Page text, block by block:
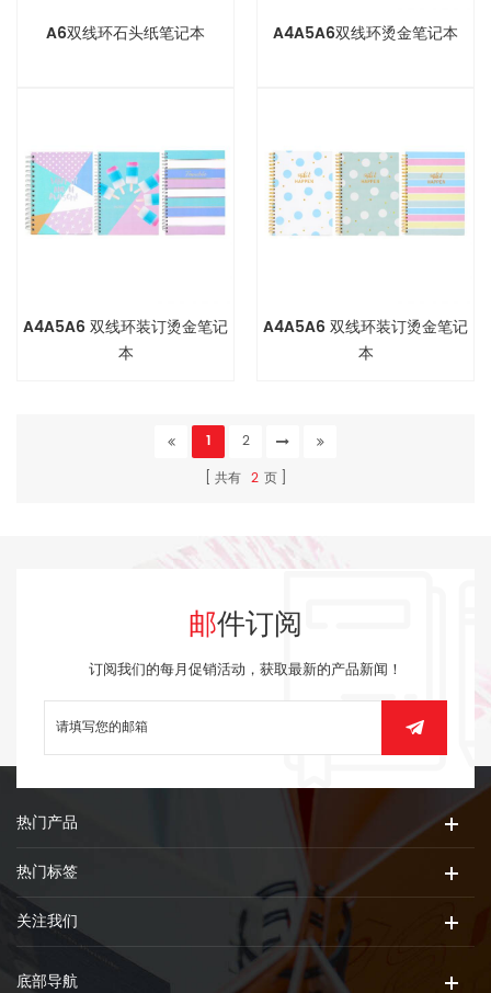
A6双线环石头纸笔记本 A4A5A6双线环烫金笔记本
A4A5A6 双线环装订烫金笔记
本
A4A5A6 双线环装订烫金笔记
本
1
2
共有 2 页
邮件订阅
订阅我们的每月促销活动，获取最新的产品新闻！
热门产品
热门标签
关注我们
底部导航